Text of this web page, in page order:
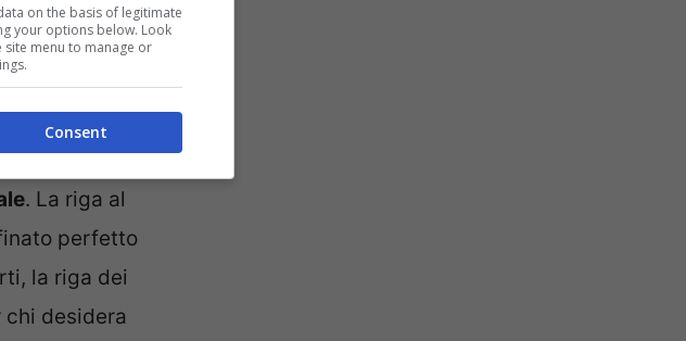
moda dopo
. La riga al
perfetto
la riga dei
desidera
on the basis of legitimate
your options below. Look
menu to manage or
Consent